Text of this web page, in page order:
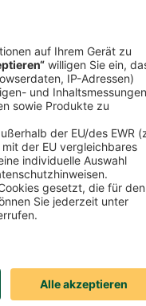
sich einige
sein.In der
Betriebssystem zur
Mit der